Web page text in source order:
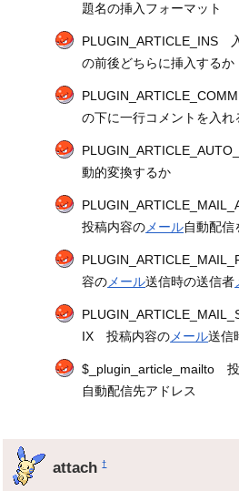
題名の挿入フォーマット
PLUGIN_ARTICLE_INS
の前後どちらに挿入するか
の下に一行コメントを入れ
動的変換するか
投稿内容のメール自動配信
容のメール送信時の送信者
IX 投稿内容のメール送信
$_plugin_article_mailto
自動配信先アドレス
attach†